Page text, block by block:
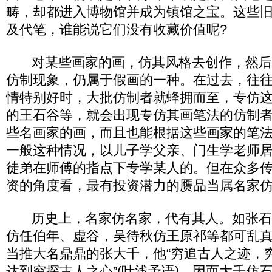
畴，却都进入博物馆并成为镇馆之宝。这些
及代笔，谁能说它们没有收藏价值呢?
对某些画家的画，仿其风格去创作，然后
仿制现象，仍属于假画的一种。在过去，往
情特别好时，大批仿制者就蜂拥而至，专仿
的王石谷等，就会出现专仿其画笔法的仿制
些名画家的画，而且也能根据这些画家的笔
一般这种情况，以儿子学父亲、门生学老师
徒弟在师傅的指点下专学某人的。但在众多
资的角度看，最有投资潜力的赝品当属名家
历史上，名家仿名家，代有其人。如张石
仿任伯年、虚谷，吴待秋仿王原祁等都可乱
当推大名鼎鼎的张大千，他“穷追古人之迹，